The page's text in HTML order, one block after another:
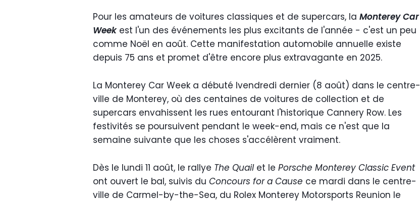
Pour les amateurs de voitures classiques et de supercars, la Monterey Car
Weekest l'un des événements les plus excitants de l'année - c'est un peu
comme Noël en août. Cette manifestation automobile annuelle existe
depuis 75 ans et promet d'être encore plus extravagante en 2025.
La Monterey Car Week a débuté lvendredi dernier (8 août) dans le centre-
ville de Monterey, où des centaines de voitures de collection et de
supercars envahissent les rues entourant l'historique Cannery Row. Les
festivités se poursuivent pendant le week-end, mais ce n'est que la
semaine suivante que les choses s'accélèrent vraiment.
Dès le lundi 11 août, le rallye The Quailet le Porsche Monterey Classic Event
ont ouvert le bal, suivis du Concours for a Cause ce mardi dans le centre-
ville de Carmel-by-the-Sea, du Rolex Monterey Motorsports Reunion le